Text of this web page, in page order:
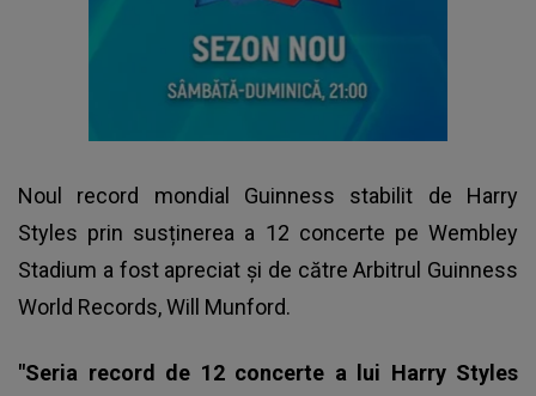
Noul record mondial Guinness stabilit de Harry
Styles prin susținerea a 12 concerte pe Wembley
Stadium a fost apreciat și de către Arbitrul Guinness
World Records, Will Munford.
"Seria record de 12 concerte a lui Harry Styles